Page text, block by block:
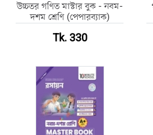
উচ্চতর গণিত মাস্টার বুক - নবম-
দশম শ্রেণি (পেপারব্যাক)
Tk. 330